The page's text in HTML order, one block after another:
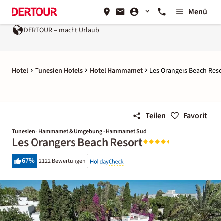
Menü
DERTOUR – macht Urlaub
Hotel Tunesien Hotels Hotel Hammamet Les Orangers Beach
Teilen Favorit
Tunesien · Hammamet & Umgebung · Hammamet Sud
Les Orangers Beach Resort
67% 2122 Bewertungen